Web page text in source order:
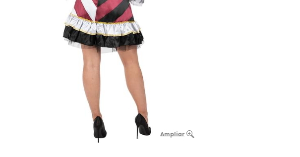
Ampliar